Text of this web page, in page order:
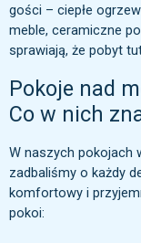
gości – ciepłe
meble, ceramiczne
sprawiają, że pobyt
Pokoje nad
Co w nich
W naszych pokojach
zadbaliśmy o każdy
komfortowy i
pokoi: